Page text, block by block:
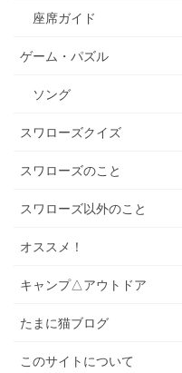
座席ガイド
ゲーム・パズル
ソング
スワローズクイズ
スワローズのこと
スワローズ以外のこと
オススメ！
キャンプ△アウトドア
たまに猫ブログ
このサイトについて